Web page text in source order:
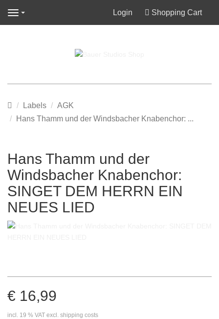
Navigation Login Shopping Cart
Main
page
Labels
AGK
Hans Thamm und der Windsbacher Knabenchor: ...
Hans Thamm und der
Windsbacher Knabenchor:
SINGET DEM HERRN EIN
NEUES LIED
€ 16,99
incl. 19 % VAT excl. shipping costs